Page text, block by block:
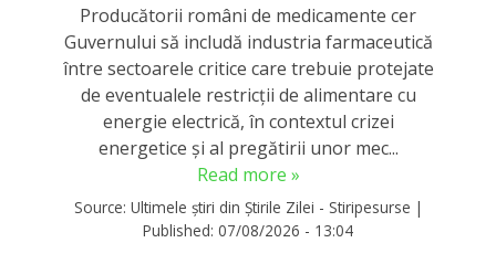
Producătorii români de medicamente cer
Guvernului să includă industria farmaceutică
între sectoarele critice care trebuie protejate
de eventualele restricții de alimentare cu
energie electrică, în contextul crizei
energetice și al pregătirii unor mec...
Read more »
Source: Ultimele știri din Știrile Zilei - Stiripesurse |
Published: 07/08/2026 - 13:04